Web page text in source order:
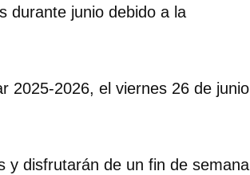
durante junio debido a la
2025-2026, el viernes 26 de junio
y disfrutarán de un fin de semana